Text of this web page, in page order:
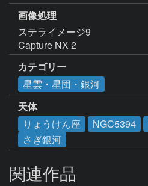
画像処理
ステライメージ9
Capture NX 2
カテゴリー
星雲・星団・銀河
天体
りょうけん座
NGC5394
さぎ銀河
関連作品